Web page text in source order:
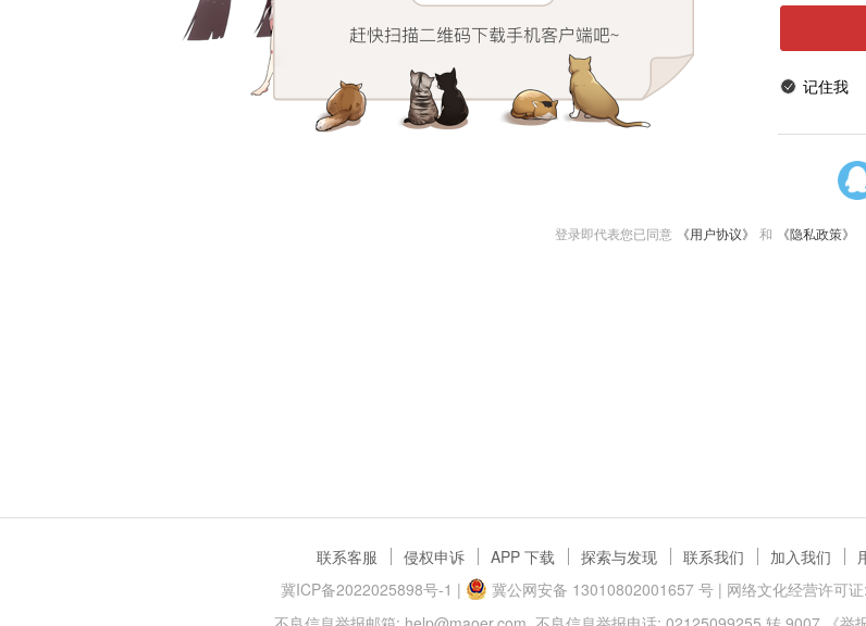
记住我
登录即代表您已同意 《用户协议》 和 《隐私政策》
联系客服 侵权申诉 APP 下载 探索与发现 联系我们 加入我们
冀ICP备2022025898号-1 | 冀公网安备 13010802001657 号| 网络文化经营许可